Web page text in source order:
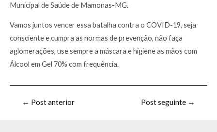
Municipal de Saúde de Mamonas-MG.
Vamos juntos vencer essa batalha contra o COVID-19, seja
consciente e cumpra as normas de prevenção, não faça
aglomerações, use sempre a máscara e higiene as mãos com
Álcool em Gel 70% com frequência.
← Post anterior Post seguinte →